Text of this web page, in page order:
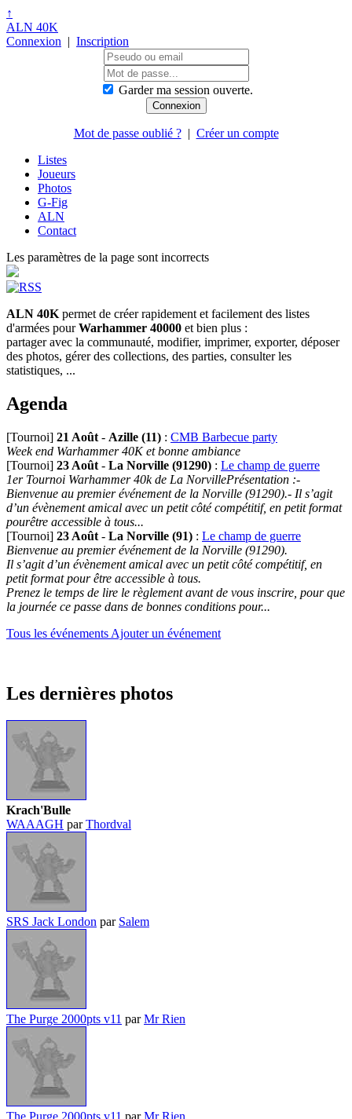
↑
ALN 40K
Connexion | Inscription
Garder ma session ouverte.
Mot de passe oublié ?| Créer un compte
Listes
Joueurs
Photos
G-Fig
ALN
Contact
Les paramètres de la page sont incorrects
ALN 40K permet de créer rapidement et facilement des listes
d'armées pourWarhammer 40000 et bien plus :
partager avec la communauté, modifier, imprimer, exporter, déposer
des photos, gérer des collections, des parties, consulter les
statistiques, ...
Agenda
[Tournoi] 21 Août - Azille (11) : CMB Barbecue party
Week end Warhammer 40K et bonne ambiance
[Tournoi] 23 Août - La Norville (91290) : Le champ de guerre
1er Tournoi Warhammer 40k de La NorvillePrésentation :-
Bienvenue au premier événement de la Norville (91290).- Il s’agit
d’un évènement amical avec un petit côté compétitif, en petit format
pourêtre accessible à tous...
[Tournoi] 23 Août - La Norville (91) : Le champ de guerre
Bienvenue au premier événement de la Norville (91290).
Il s’agit d’un évènement amical avec un petit côté compétitif, en
petit format pour être accessible à tous.
Prenez le temps de lire le règlement avant de vous inscrire, pour que
la journée ce passe dans de bonnes conditions pour...
Tous les événements Ajouter un événement
Les dernières photos
Krach'Bulle
WAAAGH parThordval
SRS Jack London par Salem
The Purge 2000pts v11 parMr Rien
The Purge 2000pts v11 parMr Rien